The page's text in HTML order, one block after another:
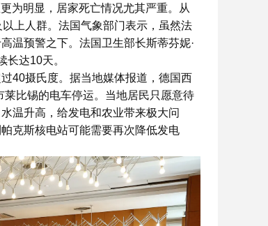
为明显，居家死亡情况尤其严重。从
上人群。法国气象部门表示，虽然法
温预警之下。法国卫生部长斯蒂芬妮·
达10天。
40摄氏度。据当地媒体报道，德国西
比锡的电车停运。当地居民只愿意待
温升高，给发电和农业带来极大问
克斯核电站可能需要再次降低发电